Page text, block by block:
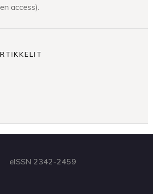
access).
eISSN 2342-2459